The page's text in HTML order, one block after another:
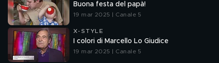
Buona festa del papà!
19 mar 2025 | Canale 5
X-STYLE
I colori di Marcello Lo Giudice
19 mar 2025 | Canale 5